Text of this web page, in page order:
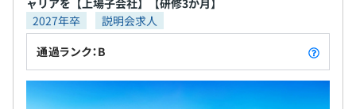
2027年卒
説明会求人
通過ランク：B